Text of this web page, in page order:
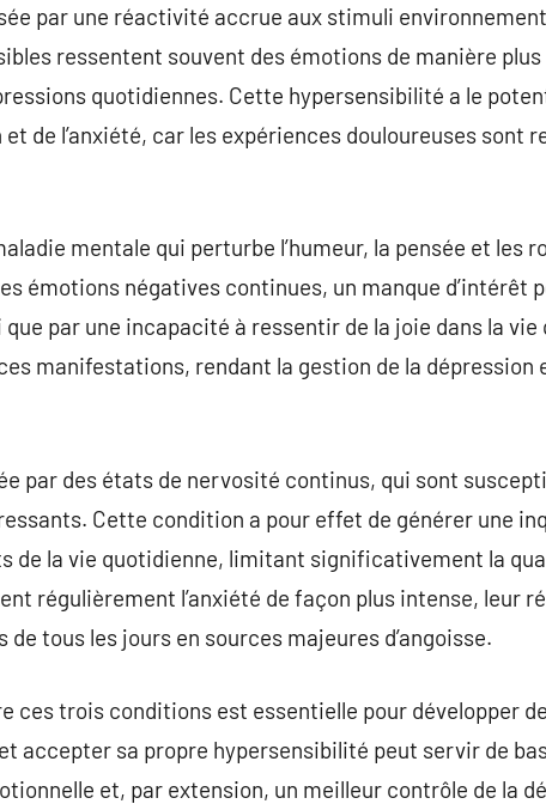
par une réactivité accrue aux stimuli
ressentent souvent des émotions de manière
quotidiennes. Cette hypersensibilité a le
de l’anxiété, car les expériences douloureuses sont
mentale qui perturbe l’humeur, la pensée et les
émotions négatives continues, un manque d’intérêt
par une incapacité à ressentir de la joie dans la vie
manifestations, rendant la gestion de la dépression
par des états de nervosité continus, qui sont
Cette condition a pour effet de générer une
de la vie quotidienne, limitant significativement la
régulièrement l’anxiété de façon plus intense, leur
tous les jours en sources majeures d’angoisse.
ces trois conditions est essentielle pour développer
accepter sa propre hypersensibilité peut servir de
et, par extension, un meilleur contrôle de la